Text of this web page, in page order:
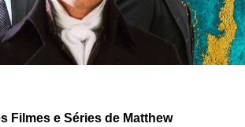
Filmes e Séries de Matthew